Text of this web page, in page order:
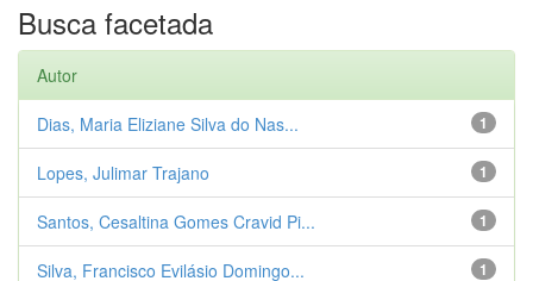
Busca facetada
Autor
1
Dias, Maria Eliziane Silva do Nas...
1
Lopes, Julimar Trajano
1
Santos, Cesaltina Gomes Cravid Pi...
1
Silva, Francisco Evilásio Domingo...